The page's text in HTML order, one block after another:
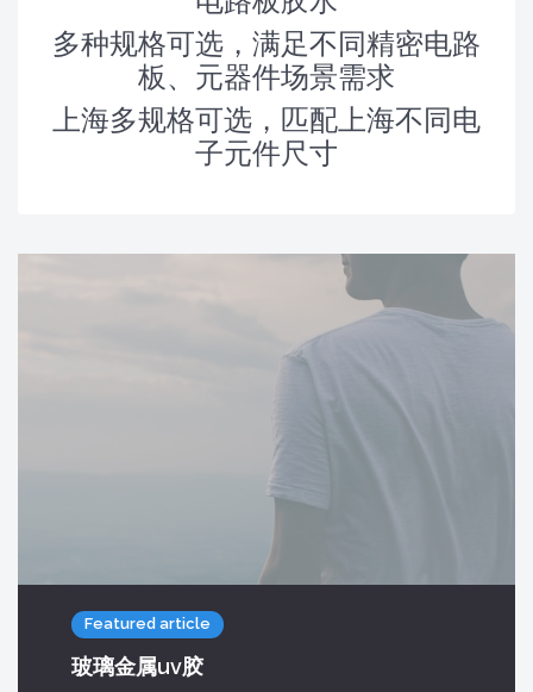
多种规格可选，满足不同精密电路
板、元器件场景需求
上海多规格可选，匹配上海不同电
子元件尺寸
Featured article
玻璃金属uv胶